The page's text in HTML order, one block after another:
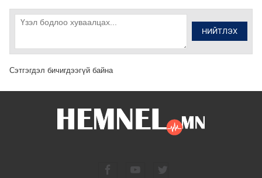
НИЙТЛЭХ
Сэтгэгдэл бичигдээгүй байна